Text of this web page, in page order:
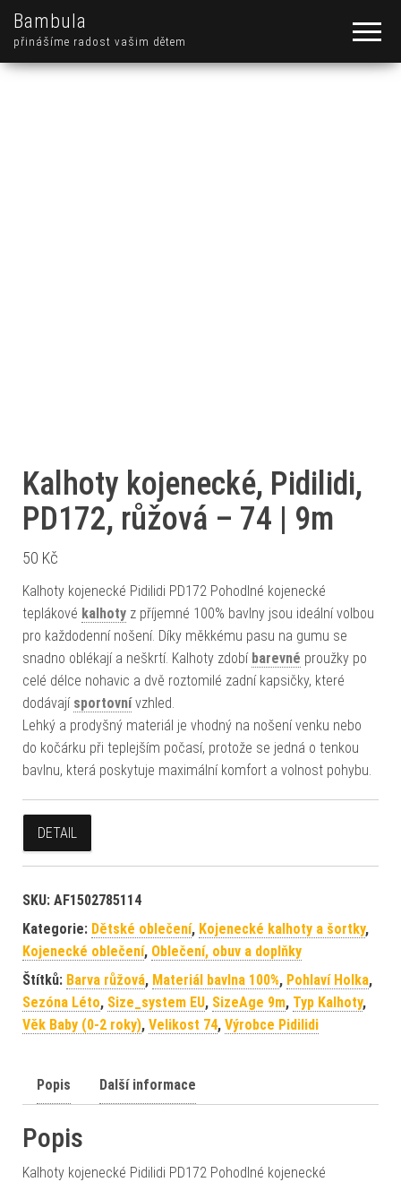
Bambula
přinášíme radost vašim dětem
Kalhoty kojenecké, Pidilidi,
PD172, růžová – 74 | 9m
50 Kč
Kalhoty kojenecké Pidilidi PD172 Pohodlné kojenecké
teplákové kalhoty z příjemné 100% bavlny jsou ideální volbou
pro každodenní nošení. Díky měkkému pasu na gumu se
snadno oblékají a neškrtí. Kalhoty zdobí barevné proužky po
celé délce nohavic a dvě roztomilé zadní kapsičky, které
dodávají sportovnívzhled.
Lehký a prodyšný materiál je vhodný na nošení venku nebo
do kočárku při teplejším počasí, protože se jedná o tenkou
bavlnu, která poskytuje maximální komfort a volnost pohybu.
DETAIL
SKU: AF1502785114
Kategorie: Dětské oblečení, Kojenecké kalhoty a šortky,
Kojenecké oblečení, Oblečení, obuv a doplňky
Štítků: Barva růžová, Materiál bavlna 100%, Pohlaví Holka,
Sezóna Léto, Size_system EU, SizeAge 9m, Typ Kalhoty,
Věk Baby (0-2 roky), Velikost 74, Výrobce Pidilidi
Popis Další informace
Popis
Kalhoty kojenecké Pidilidi PD172 Pohodlné kojenecké